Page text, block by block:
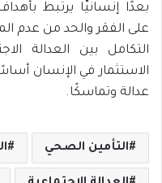
بعدًا إنسانيًّا يرتبط
على الفقر والحد من عدم
التكامل بين العدالة
الاستثمار في الإنسان
عدالة وتماسكًا.
التأمين الصحي